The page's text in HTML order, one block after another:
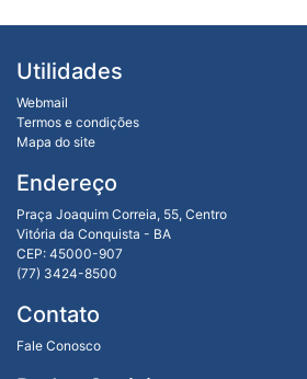
Utilidades
Webmail
Termos e condições
Mapa do site
Endereço
Praça Joaquim Correia, 55, Centro
Vitória da Conquista - BA
CEP: 45000-907
(77) 3424-8500
Contato
Fale Conosco